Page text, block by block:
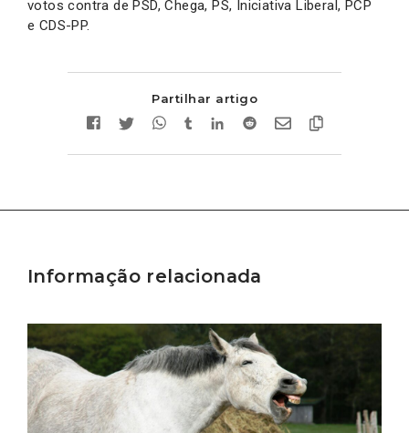
votos contra de PSD, Chega, PS, Iniciativa Liberal, PCP
e CDS-PP.
Partilhar artigo
Informação relacionada